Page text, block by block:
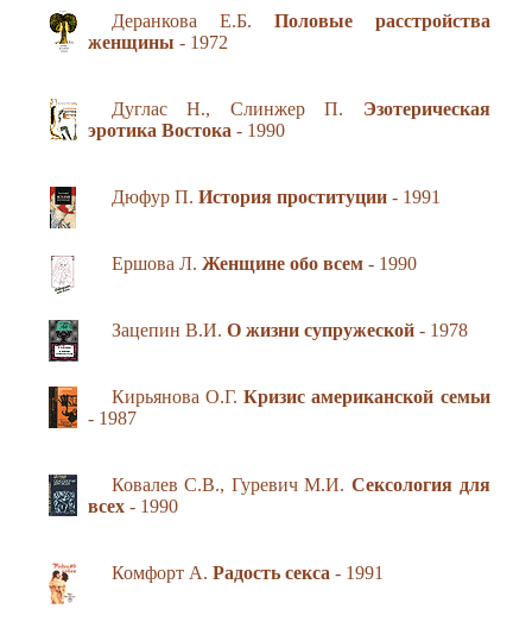
Деранкова Е.Б. Половые расстройства
женщины - 1972
Дуглас Н., Слинжер П. Эзотерическая
эротика Востока - 1990
Дюфур П. История проституции- 1991
Ершова Л. Женщине обо всем- 1990
Зацепин В.И. О жизни супружеской- 1978
Кирьянова О.Г. Кризис американской семьи
- 1987
Ковалев С.В., Гуревич М.И. Сексология для
всех- 1990
Комфорт А. Радость секса - 1991